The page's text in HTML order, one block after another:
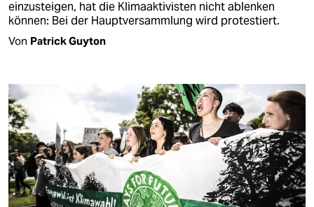
einzusteigen, hat die Klimaaktivisten nicht ablenken
können: Bei der Hauptversammlung wird protestiert.
Von Patrick Guyton